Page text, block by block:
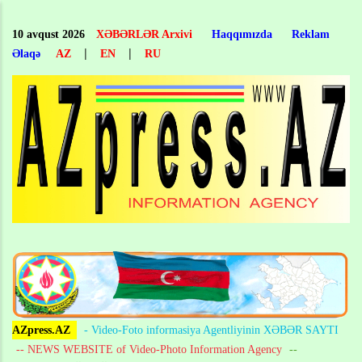
main
content
10 avqust 2026 XƏBƏRLƏR Arxivi Haqqımızda
Reklam
Əlaqə
AZ | EN | RU
AZpress.AZ
- Video-Foto informasiya Agentliyinin XƏBƏR SAYTI
-- NEWS WEBSITE of Video-Photo Information Agency --